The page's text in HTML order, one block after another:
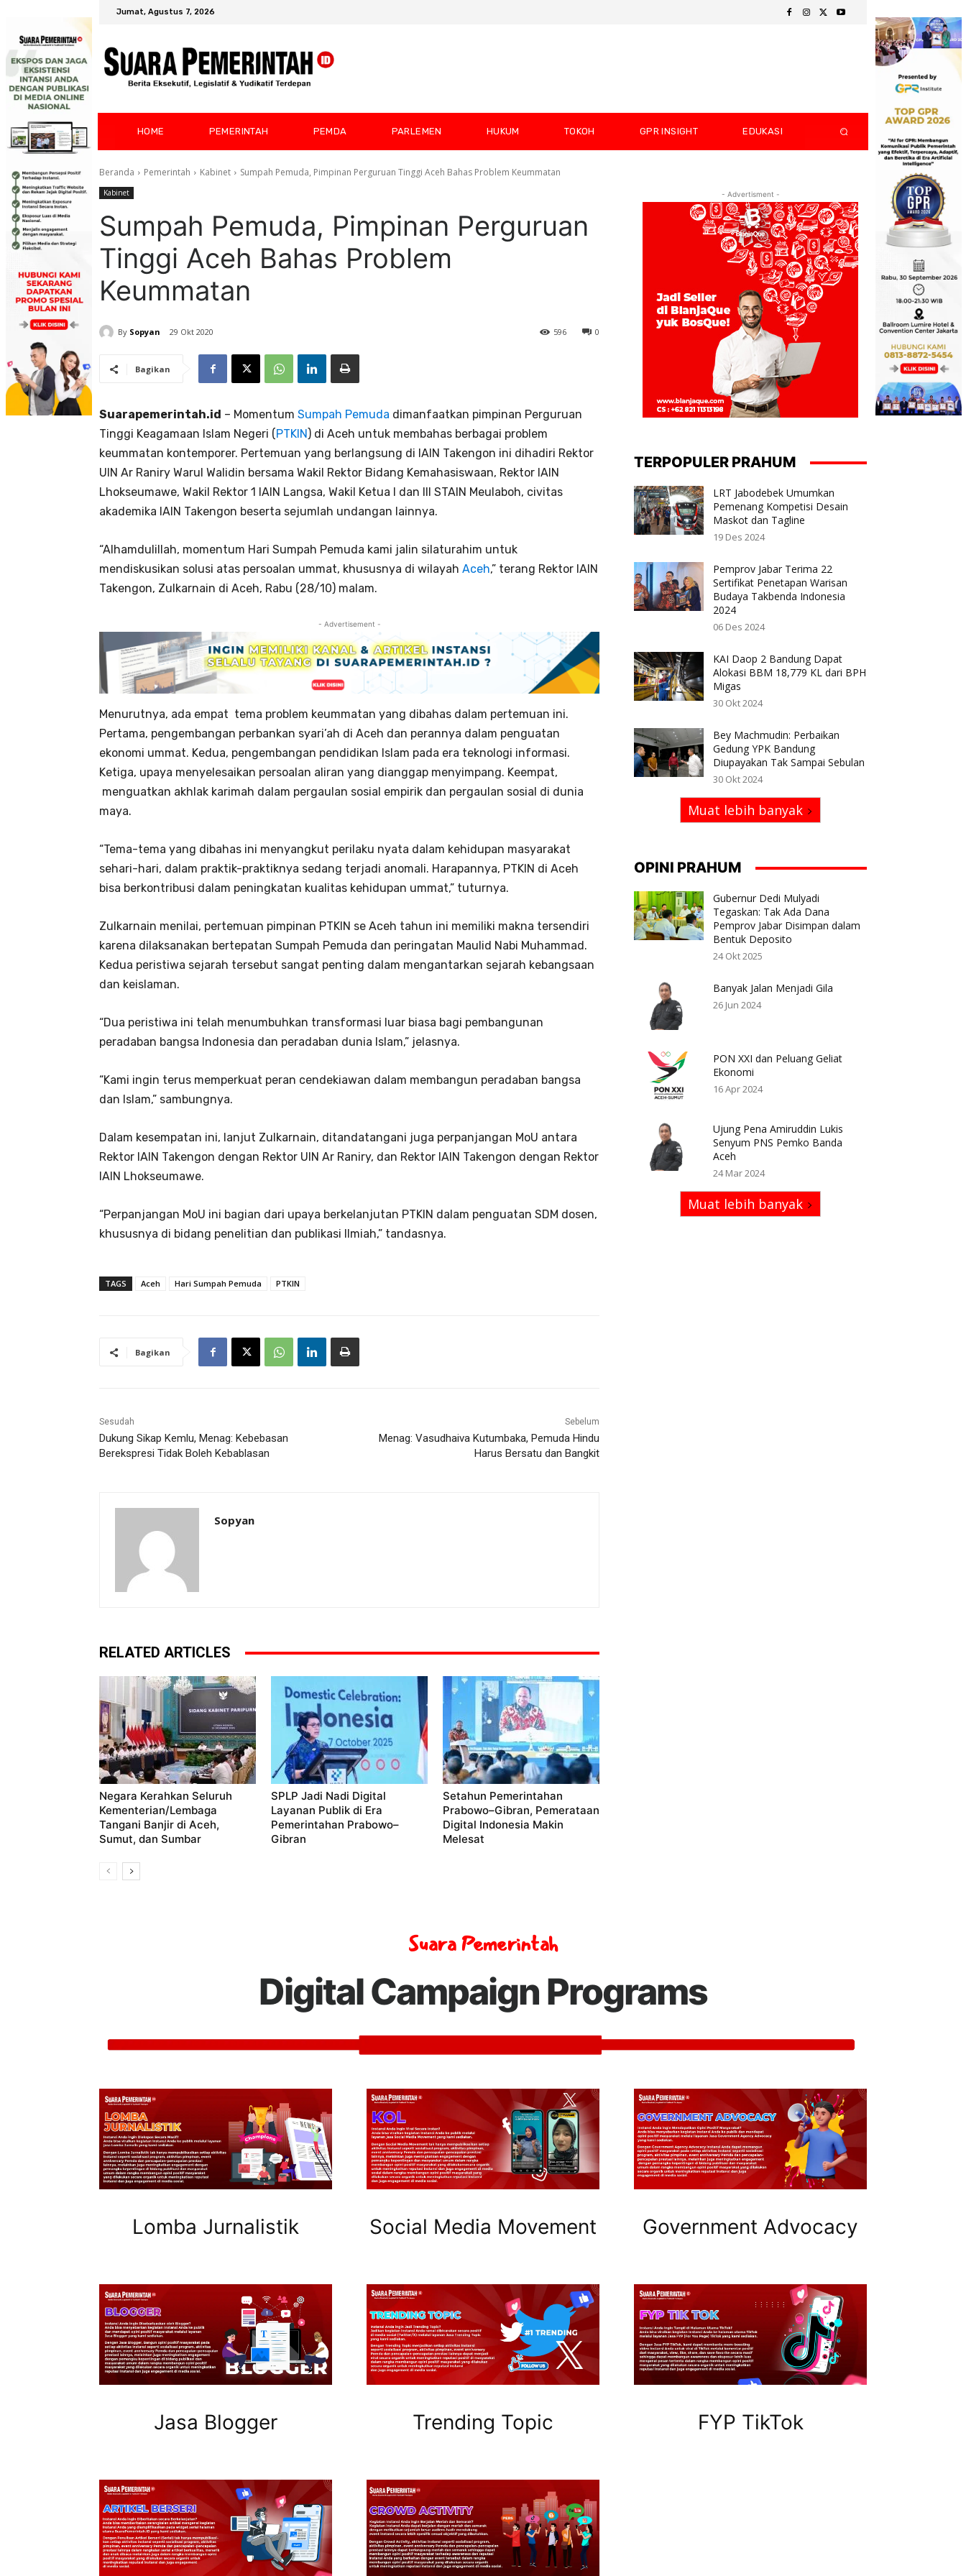
Jumat, Agustus 7, 2026
HOME PEMERINTAH PEMDA PARLEMEN HUKUM TOKOH GPR INSIGHT EDUKASI
Beranda Pemerintah Kabinet Sumpah Pemuda, Pimpinan Perguruan Tinggi Aceh Bahas Problem Keummatan
Kabinet
Sumpah Pemuda, Pimpinan Perguruan
Tinggi Aceh Bahas Problem
Keummatan
By Sopyan 29 Okt 2020 0
596
Bagikan
Suarapemerintah.id – Momentum Sumpah Pemuda dimanfaatkan pimpinan Perguruan
Tinggi Keagamaan Islam Negeri ( PTKIN ) di Aceh untuk membahas berbagai problem
keummatan kontemporer. Pertemuan yang berlangsung di IAIN Takengon ini dihadiri Rektor
UIN Ar Raniry Warul Walidin bersama Wakil Rektor Bidang Kemahasiswaan, Rektor IAIN
Lhokseumawe, Wakil Rektor 1 IAIN Langsa, Wakil Ketua I dan III STAIN Meulaboh, civitas
akademika IAIN Takengon beserta sejumlah undangan lainnya.
“Alhamdulillah, momentum Hari Sumpah Pemuda kami jalin silaturahim untuk
mendiskusikan solusi atas persoalan ummat, khususnya di wilayah Aceh,” terang Rektor IAIN
Takengon, Zulkarnain di Aceh, Rabu (28/10) malam.
- Advertisement -
Menurutnya, ada empat tema problem keummatan yang dibahas dalam pertemuan ini.
Pertama, pengembangan perbankan syari’ah di Aceh dan perannya dalam penguatan
ekonomi ummat. Kedua, pengembangan pendidikan Islam pada era teknologi informasi.
Ketiga, upaya menyelesaikan persoalan aliran yang dianggap menyimpang. Keempat,
menguatkan akhlak karimah dalam pergaulan sosial empirik dan pergaulan sosial di dunia
maya.
“Tema-tema yang dibahas ini menyangkut perilaku nyata dalam kehidupan masyarakat
sehari-hari, dalam praktik-praktiknya sedang terjadi anomali. Harapannya, PTKIN di Aceh
bisa berkontribusi dalam peningkatan kualitas kehidupan ummat,” tuturnya.
Zulkarnain menilai, pertemuan pimpinan PTKIN se Aceh tahun ini memiliki makna tersendiri
karena dilaksanakan bertepatan Sumpah Pemuda dan peringatan Maulid Nabi Muhammad.
Kedua peristiwa sejarah tersebut sangat penting dalam mengantarkan sejarah kebangsaan
dan keislaman.
“Dua peristiwa ini telah menumbuhkan transformasi luar biasa bagi pembangunan
peradaban bangsa Indonesia dan peradaban dunia Islam,” jelasnya.
“Kami ingin terus memperkuat peran cendekiawan dalam membangun peradaban bangsa
dan Islam,” sambungnya.
Dalam kesempatan ini, lanjut Zulkarnain, ditandatangani juga perpanjangan MoU antara
Rektor IAIN Takengon dengan Rektor UIN Ar Raniry, dan Rektor IAIN Takengon dengan Rektor
IAIN Lhokseumawe.
“Perpanjangan MoU ini bagian dari upaya berkelanjutan PTKIN dalam penguatan SDM dosen,
khususnya di bidang penelitian dan publikasi Ilmiah,” tandasnya.
TAGS Aceh Hari Sumpah Pemuda PTKIN
Bagikan
Sesudah
Dukung Sikap Kemlu, Menag: Kebebasan
Berekspresi Tidak Boleh Kebablasan
Sebelum
Menag: Vasudhaiva Kutumbaka, Pemuda Hindu
Harus Bersatu dan Bangkit
Sopyan
RELATED ARTICLES
Negara Kerahkan Seluruh
Kementerian/Lembaga
Tangani Banjir di Aceh,
Sumut, dan Sumbar
SPLP Jadi Nadi Digital
Layanan Publik di Era
Pemerintahan Prabowo–
Gibran
Setahun Pemerintahan
Prabowo–Gibran, Pemerataan
Digital Indonesia Makin
Melesat
- Advertisment -
TERPOPULER PRAHUM
LRT Jabodebek Umumkan
Pemenang Kompetisi Desain
Maskot dan Tagline
19 Des 2024
Pemprov Jabar Terima 22
Sertifikat Penetapan Warisan
Budaya Takbenda Indonesia
2024
06 Des 2024
KAI Daop 2 Bandung Dapat
Alokasi BBM 18,779 KL dari BPH
Migas
30 Okt 2024
Bey Machmudin: Perbaikan
Gedung YPK Bandung
Diupayakan Tak Sampai Sebulan
30 Okt 2024
Muat lebih banyak
OPINI PRAHUM
Gubernur Dedi Mulyadi
Tegaskan: Tak Ada Dana
Pemprov Jabar Disimpan dalam
Bentuk Deposito
24 Okt 2025
Banyak Jalan Menjadi Gila
26 Jun 2024
PON XXI dan Peluang Geliat
Ekonomi
16 Apr 2024
Ujung Pena Amiruddin Lukis
Senyum PNS Pemko Banda
Aceh
24 Mar 2024
Muat lebih banyak
Suara Pemerintah
Digital Campaign Programs
Lomba Jurnalistik
Jasa Blogger
Social Media Movement
Trending Topic
Government Advocacy
FYP TikTok